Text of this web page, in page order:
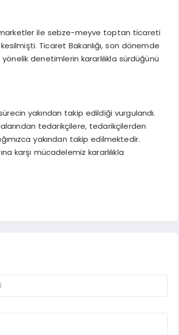
marketler ile sebze-meyve toptan ticareti
Ticaret Bakanlığı, son dönemde
denetimlerin kararlılıkla sürdüğünü
yakından takip edildiği vurgulandı.
tedarikçilere, tedarikçilerden
yakından takip edilmektedir.
karşı mücadelemiz kararlılıkla